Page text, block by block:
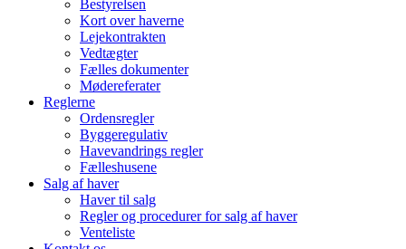
Bestyrelsen
Kort over haverne
Lejekontrakten
Vedtægter
Fælles dokumenter
Mødereferater
Reglerne
Ordensregler
Byggeregulativ
Havevandrings regler
Fælleshusene
Salg af haver
Haver til salg
Regler og procedurer for salg af haver
Venteliste